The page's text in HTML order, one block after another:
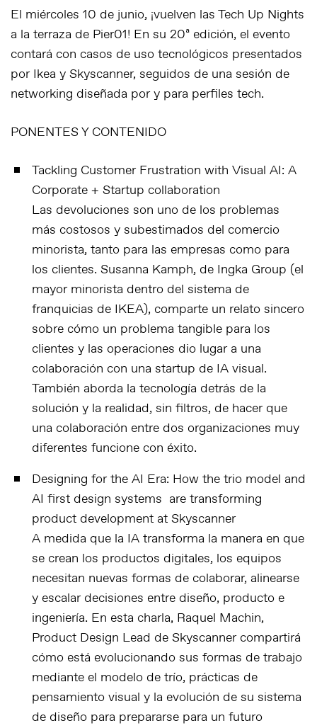
El miércoles 10 de junio, ¡vuelven las Tech Up Nights
a la terraza de Pier01! En su 20ª edición, el evento
contará con casos de uso tecnológicos presentados
por Ikea y Skyscanner, seguidos de una sesión de
networking diseñada por y para perfiles tech.
PONENTES Y CONTENIDO
Tackling Customer Frustration with Visual AI: A
Corporate + Startup collaboration
Las devoluciones son uno de los problemas
más costosos y subestimados del comercio
minorista, tanto para las empresas como para
los clientes. Susanna Kamph, de Ingka Group (el
mayor minorista dentro del sistema de
franquicias de IKEA), comparte un relato sincero
sobre cómo un problema tangible para los
clientes y las operaciones dio lugar a una
colaboración con una startup de IA visual.
También aborda la tecnología detrás de la
solución y la realidad, sin filtros, de hacer que
una colaboración entre dos organizaciones muy
diferentes funcione con éxito.
Designing for the AI Era: How the trio model and
AI first design systems are transforming
product development at Skyscanner
A medida que la IA transforma la manera en que
se crean los productos digitales, los equipos
necesitan nuevas formas de colaborar, alinearse
y escalar decisiones entre diseño, producto e
ingeniería. En esta charla, Raquel Machin,
Product Design Lead de Skyscanner compartirá
cómo está evolucionando sus formas de trabajo
mediante el modelo de trío, prácticas de
pensamiento visual y la evolución de su sistema
de diseño para prepararse para un futuro